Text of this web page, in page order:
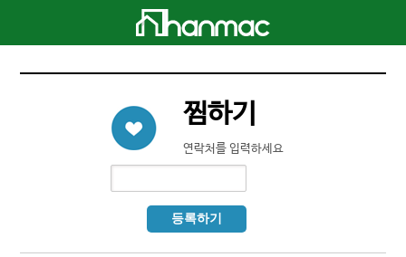
찜하기
연락처를 입력하세요
등록하기